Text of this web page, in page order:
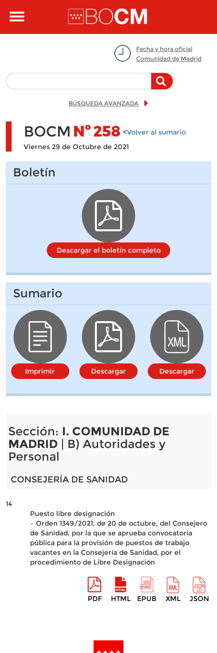
Toggle
Fecha y hora oficial
Comunidad de Madrid
BÚSQUEDA AVANZADA
BOCM Nº258 <Volver al sumario
Viernes 29 de Octubre de 2021
Boletín
Descargar el boletín completo
Sumario
Imprimir Descargar Descargar
Sección: I. COMUNIDAD DE
MADRID| B) Autoridades y
Personal
CONSEJERÍA DE SANIDAD
14
Puesto libre designación
– Orden 1349/2021, de 20 de octubre, del Consejero
de Sanidad, por la que se aprueba convocatoria
pública para la provisión de puestos de trabajo
vacantes en la Consejería de Sanidad, por el
procedimiento de Libre Designación
PDF HTML EPUB XML JSON